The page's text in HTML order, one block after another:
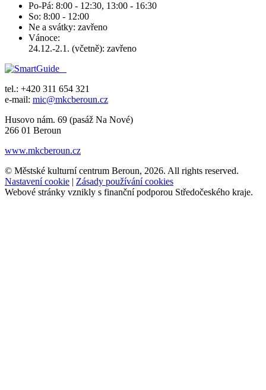
Po-Pá: 8:00 - 12:30, 13:00 - 16:30
So: 8:00 - 12:00
Ne a svátky: zavřeno
Vánoce:
24.12.-2.1. (včetně): zavřeno
tel.: +420 311 654 321
e-mail: mic@mkcberoun.cz
Husovo nám. 69 (pasáž Na Nové)
266 01 Beroun
www.mkcberoun.cz
© Městské kulturní centrum Beroun, 2026. All rights reserved.
Nastavení cookie | Zásady používání cookies
Webové stránky vznikly s finanční podporou Středočeského kraje.